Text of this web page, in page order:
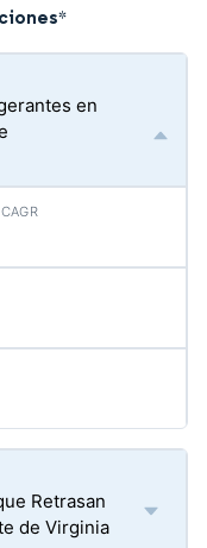
*
en
Retrasan
de Virginia